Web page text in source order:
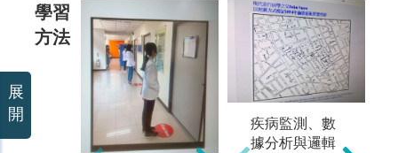
學習
方法
專業的講課內
容：由教授和
疾病監測、數
據分析與邏輯
展
開